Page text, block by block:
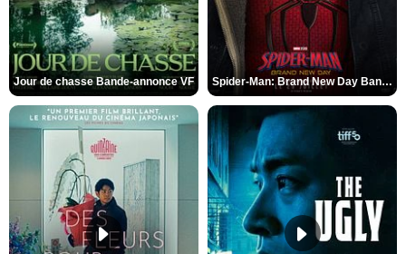
Jour de chasse Bande-annonce VF Spider-Man: Brand New Day Bande-annonce (3) VO STFR